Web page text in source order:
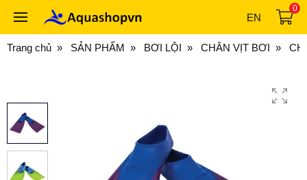
EN
0
Trang chủ SẢN PHẨM BƠI LỘI CHÂN VỊT BƠI